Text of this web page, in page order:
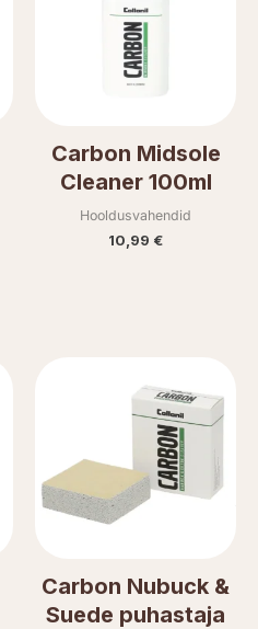
Carbon Midsole
Cleaner 100ml
Hooldusvahendid
10,99 €
Carbon Nubuck &
Suede puhastaja